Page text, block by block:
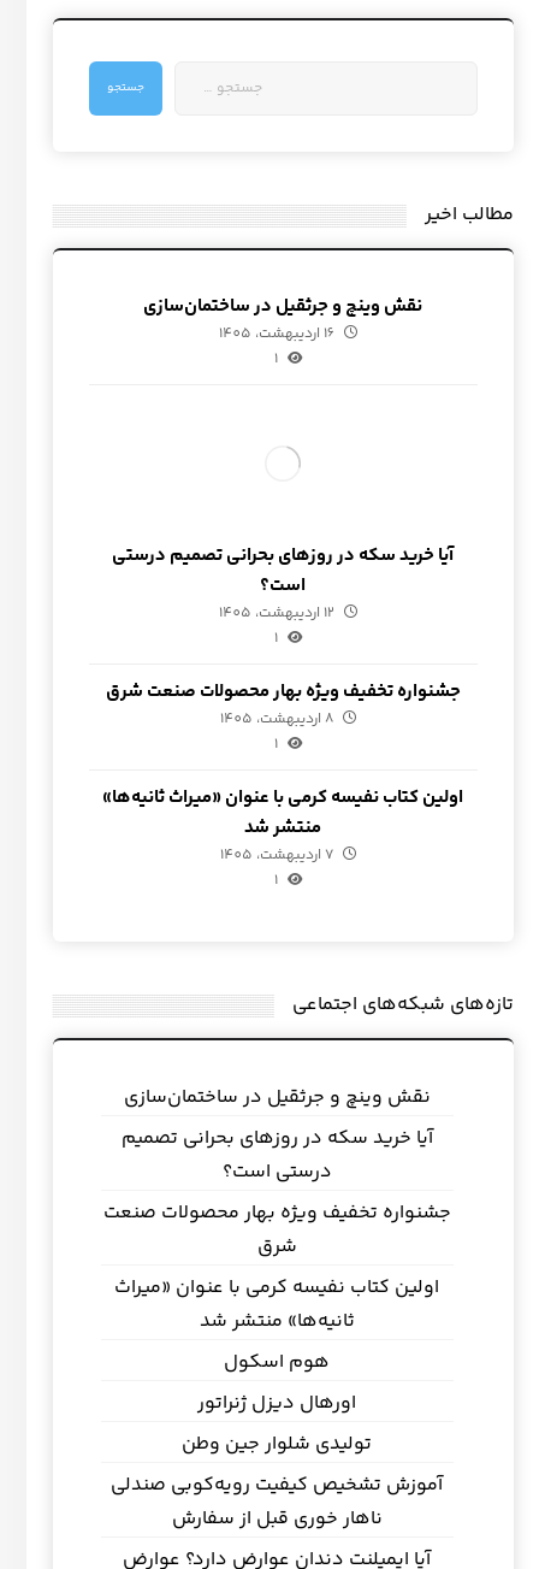
مطالب اخیر
نقش وینچ و جرثقیل در ساختمان‌سازی
16 اردیبهشت، 1405
1
آیا خرید سکه در روزهای بحرانی تصمیم درستی
است؟
12 اردیبهشت، 1405
1
جشنواره تخفیف ویژه بهار محصولات صنعت شرق
8 اردیبهشت، 1405
1
اولین کتاب نفیسه کرمی با عنوان «میراث ثانیه‌ها»
منتشر شد
7 اردیبهشت، 1405
1
تازه‌های شبکه‌های اجتماعی
نقش وینچ و جرثقیل در ساختمان‌سازی
آیا خرید سکه در روزهای بحرانی تصمیم
درستی است؟
جشنواره تخفیف ویژه بهار محصولات صنعت
شرق
اولین کتاب نفیسه کرمی با عنوان «میراث
ثانیه‌ها» منتشر شد
هوم اسکول
اورهال دیزل ژنراتور
تولیدی شلوار جین وطن
آموزش تشخیص کیفیت رویه‌کوبی صندلی
ناهار خوری قبل از سفارش
آیا ایمپلنت دندان عوارض دارد؟ عوارض